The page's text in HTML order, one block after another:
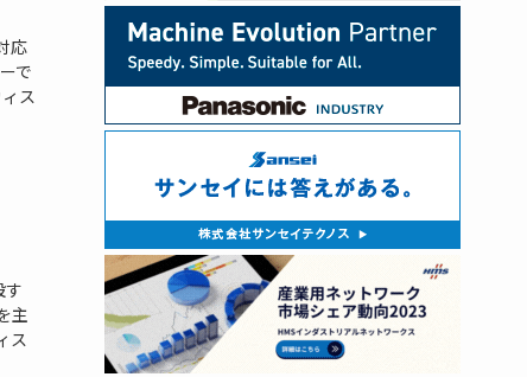
応
で
ス
す
主
ス